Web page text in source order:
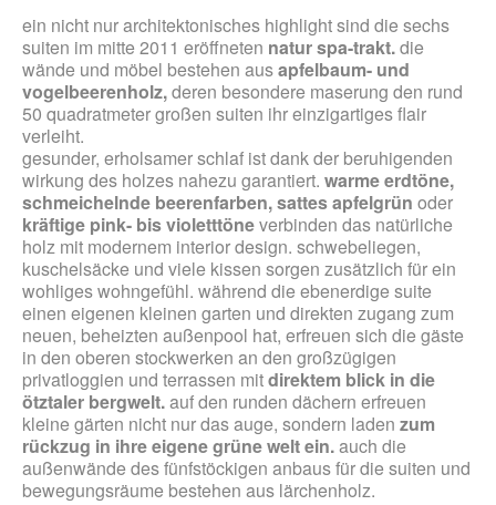
ein nicht nur architektonisches highlight sind die sechs
suiten im mitte 2011 eröffneten natur spa-trakt.die
wände und möbel bestehen ausapfelbaum- und
vogelbeerenholz,deren besondere maserung den rund
50 quadratmeter großen suiten ihr einzigartiges flair
verleiht.
gesunder, erholsamer schlaf ist dank der beruhigenden
wirkung des holzes nahezu garantiert. warme erdtöne,
schmeichelnde beerenfarben, sattes apfelgrün oder
kräftige pink- bis violetttöneverbinden das natürliche
holz mit modernem interior design. schwebeliegen,
kuschelsäcke und viele kissen sorgen zusätzlich für ein
wohliges wohngefühl. während die ebenerdige suite
einen eigenen kleinen garten und direkten zugang zum
neuen, beheizten außenpool hat, erfreuen sich die gäste
in den oberen stockwerken an den großzügigen
privatloggien und terrassen mitdirektem blick in die
ötztaler bergwelt.auf den runden dächern erfreuen
kleine gärten nicht nur das auge, sondern laden zum
rückzug in ihre eigene grüne welt ein.auch die
außenwände des fünfstöckigen anbaus für die suiten und
bewegungsräume bestehen aus lärchenholz.